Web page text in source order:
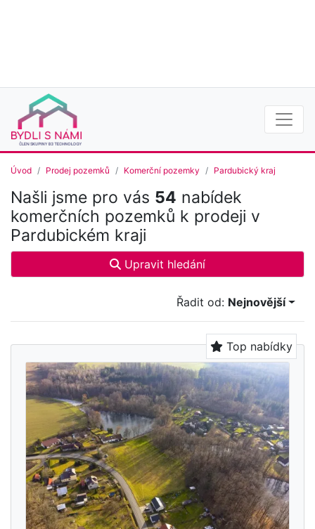
Úvod Prodej pozemků Komerční pozemky Pardubický kraj
Našli jsme pro vás 54 nabídek
komerčních pozemků k prodeji v
Pardubickém kraji
Upravit hledání
Řadit od: Nejnovější
Top nabídky